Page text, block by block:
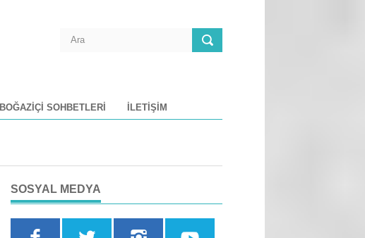
BOĞAZIÇI SOHBETLERI İLETIŞIM
SOSYAL MEDYA